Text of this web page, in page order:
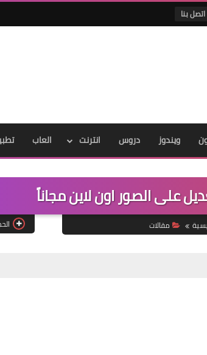
اتصل بنا
ويندوز دروس انترنت العاب
مقالات